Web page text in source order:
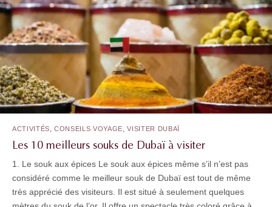
Les 10 meilleurs souks de Dubaï à visiter
1. Le souk aux épices Le souk aux épices même s’il n’est pas
considéré comme le meilleur souk de Dubaï est tout de même
très apprécié des visiteurs. Il est situé à seulement quelques
ACTIVITÉS,CONSEILS VOYAGE,VISITER DUBAÏ